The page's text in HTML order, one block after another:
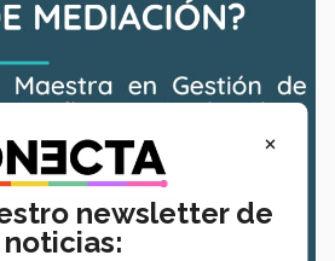
×
newsletter de
noticias: